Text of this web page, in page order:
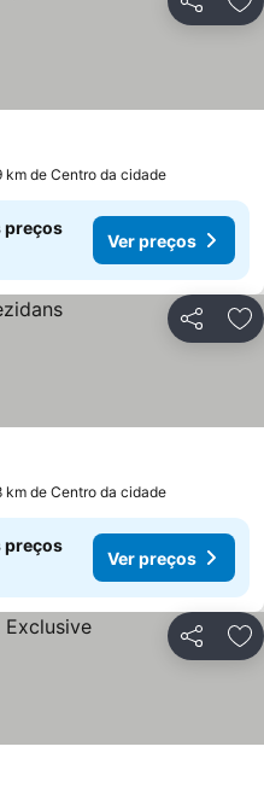
Partilhar
km de Centro da cidade
preços
Ver preços
Partilhar
km de Centro da cidade
preços
Ver preços
Partilhar